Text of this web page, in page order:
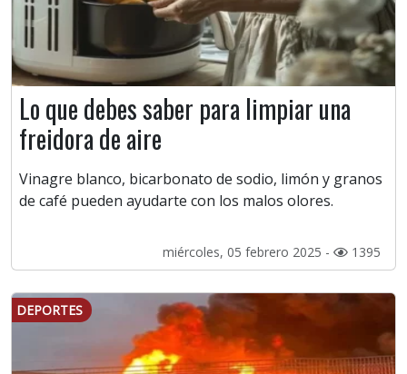
Lo que debes saber para limpiar una
freidora de aire
Vinagre blanco, bicarbonato de sodio, limón y granos
de café pueden ayudarte con los malos olores.
miércoles, 05 febrero 2025 - 1395
DEPORTES